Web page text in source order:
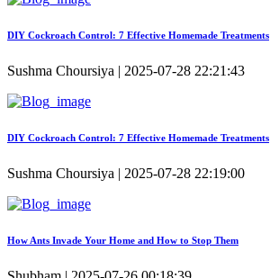
DIY Cockroach Control: 7 Effective Homemade Treatments
Sushma Choursiya | 2025-07-28 22:21:43
DIY Cockroach Control: 7 Effective Homemade Treatments
Sushma Choursiya | 2025-07-28 22:19:00
How Ants Invade Your Home and How to Stop Them